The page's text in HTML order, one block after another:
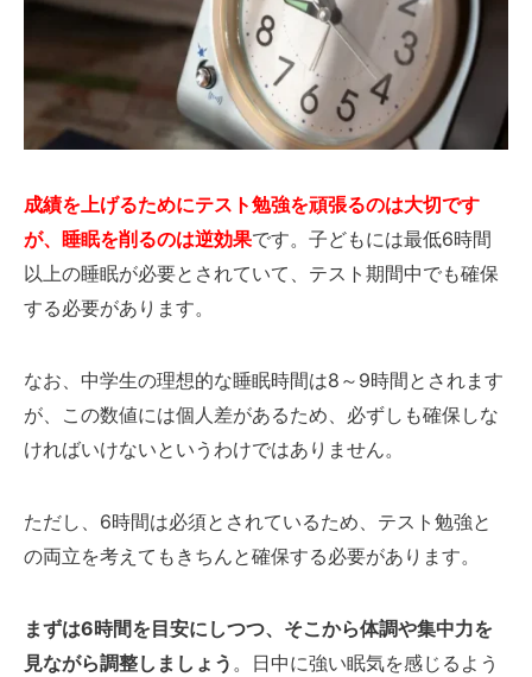
成績を上げるためにテスト勉強を頑張るのは大切です
が、睡眠を削るのは逆効果です。子どもには最低6時間
以上の睡眠が必要とされていて、テスト期間中でも確保
する必要があります。
なお、中学生の理想的な睡眠時間は8～9時間とされます
が、この数値には個人差があるため、必ずしも確保しな
ければいけないというわけではありません。
ただし、6時間は必須とされているため、テスト勉強と
の両立を考えてもきちんと確保する必要があります。
まずは6時間を目安にしつつ、そこから体調や集中力を
見ながら調整しましょう 。日中に強い眠気を感じるよう